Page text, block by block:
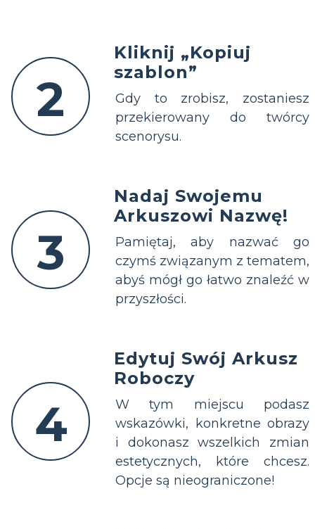
2
Kliknij „Kopiuj
szablon”
Gdy to zrobisz, zostaniesz
przekierowany do twórcy
scenorysu.
3
Nadaj Swojemu
Arkuszowi Nazwę!
Pamiętaj, aby nazwać go
czymś związanym z tematem,
abyś mógł go łatwo znaleźć w
przyszłości.
4
Edytuj Swój Arkusz
Roboczy
W tym miejscu podasz
wskazówki, konkretne obrazy
i dokonasz wszelkich zmian
estetycznych, które chcesz.
Opcje są nieograniczone!